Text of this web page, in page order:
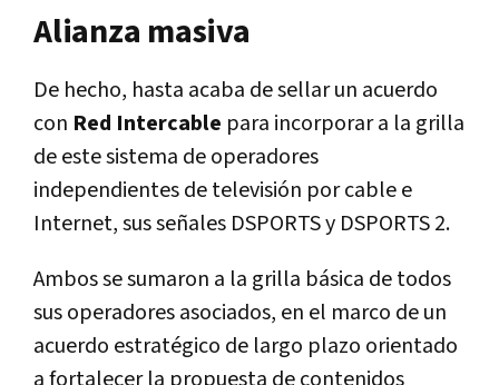
Alianza masiva
De hecho, hasta acaba de sellar un acuerdo
con Red Intercable para incorporar a la grilla
de este sistema de operadores
independientes de televisión por cable e
Internet, sus señales DSPORTS y DSPORTS 2.
Ambos se sumaron a la grilla básica de todos
sus operadores asociados, en el marco de un
acuerdo estratégico de largo plazo orientado